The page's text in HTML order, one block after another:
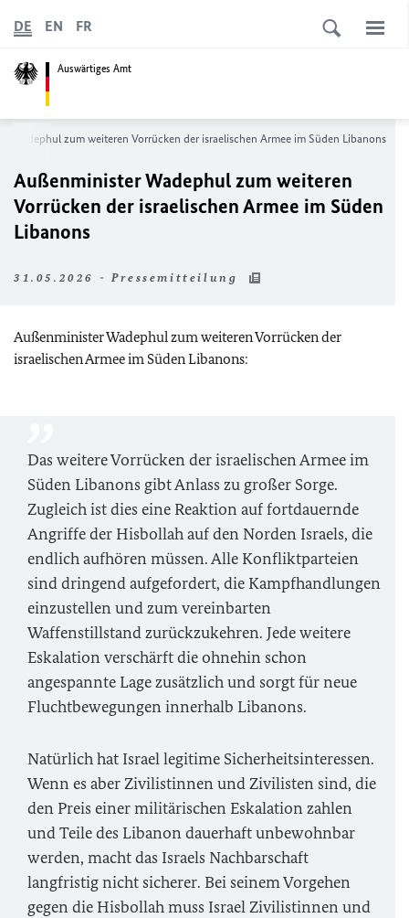
Auswärtiges Amt
DE EN FR
Wadephul zum weiteren Vorrücken der israelischen Armee im Süden Libanons
Außenminister Wadephul zum weiteren
Vorrücken der israelischen Armee im Süden
Libanons
31.05.2026 - Pressemitteilung
Außenminister Wadephul zum weiteren Vorrücken der
israelischen Armee im Süden Libanons:
Das weitere Vorrücken der israelischen Armee im
Süden Libanons gibt Anlass zu großer Sorge.
Zugleich ist dies eine Reaktion auf fortdauernde
Angriffe der Hisbollah auf den Norden Israels, die
endlich aufhören müssen. Alle Konfliktparteien
sind dringend aufgefordert, die Kampfhandlungen
einzustellen und zum vereinbarten
Waffenstillstand zurückzukehren. Jede weitere
Eskalation verschärft die ohnehin schon
angespannte Lage zusätzlich und sorgt für neue
Fluchtbewegungen innerhalb Libanons.
Natürlich hat Israel legitime Sicherheitsinteressen.
Wenn es aber Zivilistinnen und Zivilisten sind, die
den Preis einer militärischen Eskalation zahlen
und Teile des Libanon dauerhaft unbewohnbar
werden, macht das Israels Nachbarschaft
langfristig nicht sicherer. Bei seinem Vorgehen
gegen die Hisbollah muss Israel Zivilistinnen und